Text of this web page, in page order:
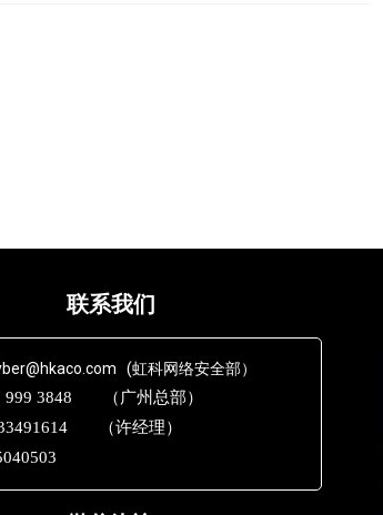
联系我们
(虹科网络安全部）
999 3848 （广州总部）
（许经理）